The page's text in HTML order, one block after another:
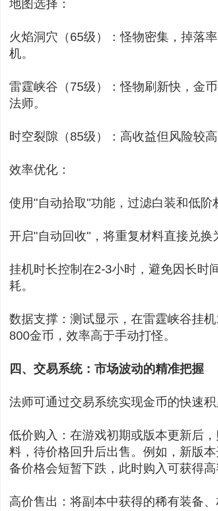
地图选择：
火焰洞穴（65级）：怪物密集，掉落
机。
雷霆峡谷（75级）：怪物刷新快，金
法师。
时空裂隙（85级）：高收益但风险较
效率优化：
使用"自动拾取"功能，过滤白装和低阶
开启"自动回收"，将重复材料直接兑换
挂机时长控制在2-3小时，避免因长时
耗。
数据支撑：测试显示，在雷霆峡谷挂
800金币，效率高于手动打怪。
四、交易系统：市场波动的精准把握
法师可通过交易系统实现金币的快速
低价购入：在游戏初期或版本更新后
料，待价格回升后出售。例如，新版
备价格会短暂下跌，此时购入可获得
高价售出：将副本中获得的稀有装备